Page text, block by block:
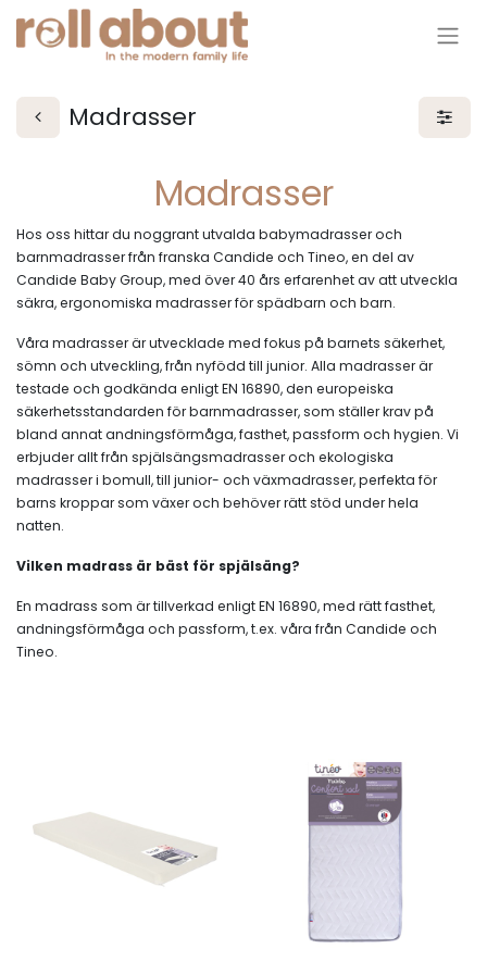
Madrasser
Madrasser
Hos oss hittar du noggrant utvalda babymadrasser och
barnmadrasser från franska Candide och Tineo, en del av
Candide Baby Group, med över 40 års erfarenhet av att utveckla
säkra, ergonomiska madrasser för spädbarn och barn.
Våra madrasser är utvecklade med fokus på barnets säkerhet,
sömn och utveckling, från nyfödd till junior. Alla madrasser är
testade och godkända enligt EN 16890, den europeiska
säkerhetsstandarden för barnmadrasser, som ställer krav på
bland annat andningsförmåga, fasthet, passform och hygien. Vi
erbjuder allt från spjälsängsmadrasser och ekologiska
madrasser i bomull, till junior- och växmadrasser, perfekta för
barns kroppar som växer och behöver rätt stöd under hela
natten.
Vilken madrass är bäst för spjälsäng?
En madrass som är tillverkad enligt EN 16890, med rätt fasthet,
andningsförmåga och passform, t.ex. våra från Candide och
Tineo.